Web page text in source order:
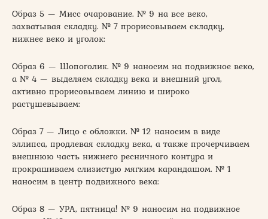
Образ 5 — Мисс очарование. № 9 на все веко,
захватывая складку. № 7 прорисовываем складку,
нижнее веко и уголок:
Образ 6 — Шопоголик. № 9 наносим на подвижное веко,
а № 4 — выделяем складку века и внешний угол,
активно прорисовываем линию и широко
растушевываем:
Образ 7 — Лицо с обложки. № 12 наносим в виде
эллипса, продлевая складку века, а также прочерчиваем
внешнюю часть нижнего ресничного контура и
прокрашиваем слизистую мягким карандашом. № 1
наносим в центр подвижного века:
Образ 8 — УРА, пятница! № 9 наносим на подвижное